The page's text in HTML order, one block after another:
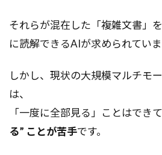
それらが混在した「複雑文書」
に読解できるAIが求められていま
しかし、現状の大規模マルチモ
は、
「一度に全部見る」ことはできて
る” ことが苦手です。